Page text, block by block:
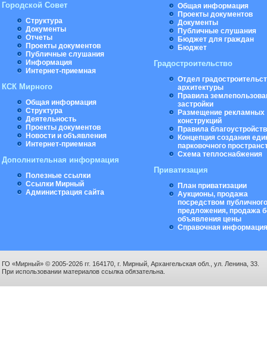
Городской Совет
Структура
Документы
Отчеты
Проекты документов
Публичные слушания
Информация
Интернет-приемная
КСК Мирного
Общая информация
Структура
Деятельность
Проекты документов
Новости и объявления
Интернет-приемная
Дополнительная информация
Полезные ссылки
Ссылки Мирный
Администрация сайта
Общая информация
Проекты документов
Документы
Публичные слушания
Бюджет для граждан
Бюджет
Градостроительство
Отдел
архитектуры
Правила
застройки
Размещение рекламных
конструкций
Правила
Концепция создания
парковочного
Схема теплоснабжения
Приватизация
План приватизации
Аукционы, продажа
посредством публичного
предложения, продажа
объявления цены
Справочная информация
ГО «Мирный» © 2005-2026 гг. 164170, г. Мирный, Архангельская обл., ул. Ленина, 33.
При использовании материалов ссылка обязательна.